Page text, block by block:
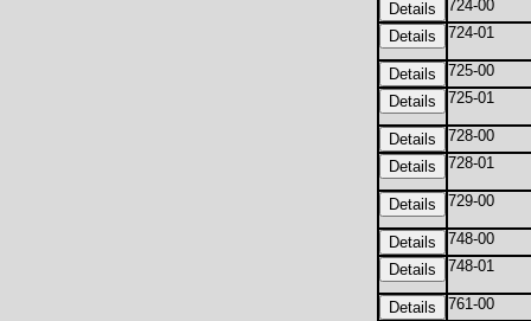
724-00
724-01
725-00
725-01
728-00
728-01
729-00
748-00
748-01
761-00